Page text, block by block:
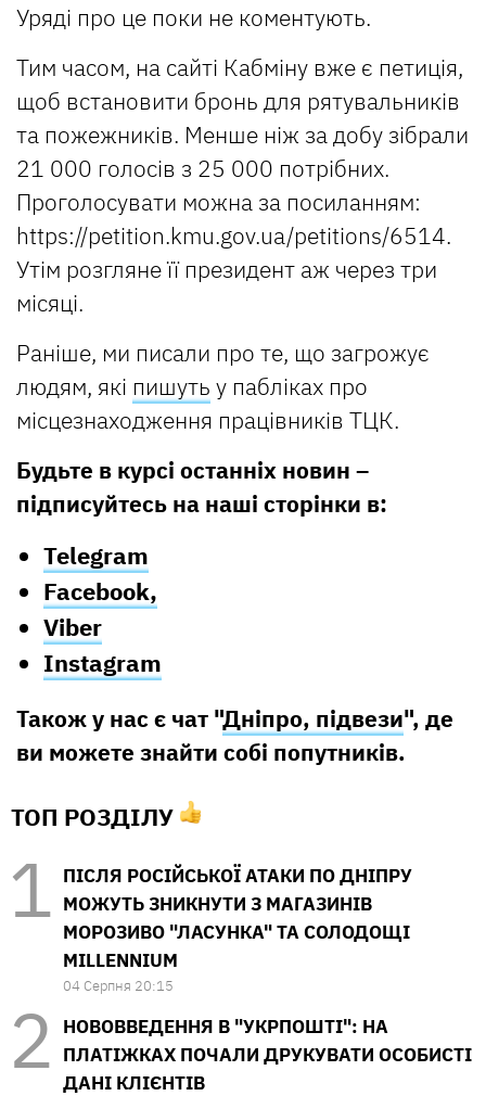
Уряді про це поки не коментують.
Тим часом, на сайті Кабміну вже є петиція,
щоб встановити бронь для рятувальників
та пожежників. Менше ніж за добу зібрали
21 000 голосів з 25 000 потрібних.
Проголосувати можна за посиланням:
https://petition.kmu.gov.ua/petitions/6514.
Утім розгляне її президент аж через три
місяці.
Раніше, ми писали про те, що загрожує
людям, які пишуть у пабліках про
місцезнаходження працівників ТЦК.
Будьте в курсі останніх новин –
підписуйтесь на наші сторінки в:
Telegram
Facebook,
Viber
Instagram
Також у нас є чат "Дніпро, підвези", де
ви можете знайти собі попутників.
ТОП РОЗДІЛУ
ПІСЛЯ РОСІЙСЬКОЇ АТАКИ ПО ДНІПРУ
МОЖУТЬ ЗНИКНУТИ З МАГАЗИНІВ
МОРОЗИВО "ЛАСУНКА" ТА СОЛОДОЩІ
MILLENNIUM
04 Серпня 20:15
НОВОВВЕДЕННЯ В "УКРПОШТІ": НА
ПЛАТІЖКАХ ПОЧАЛИ ДРУКУВАТИ ОСОБИСТІ
ДАНІ КЛІЄНТІВ